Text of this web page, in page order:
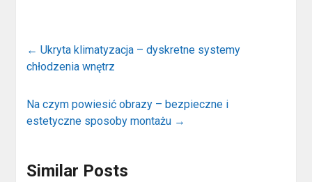
← Ukryta klimatyzacja – dyskretne systemy
chłodzenia wnętrz
Na czym powiesić obrazy – bezpieczne i
estetyczne sposoby montażu →
Similar Posts